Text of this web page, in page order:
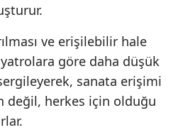
ve erişilebilir hale
göre daha düşük
sanata erişimi
değil, herkes için olduğu